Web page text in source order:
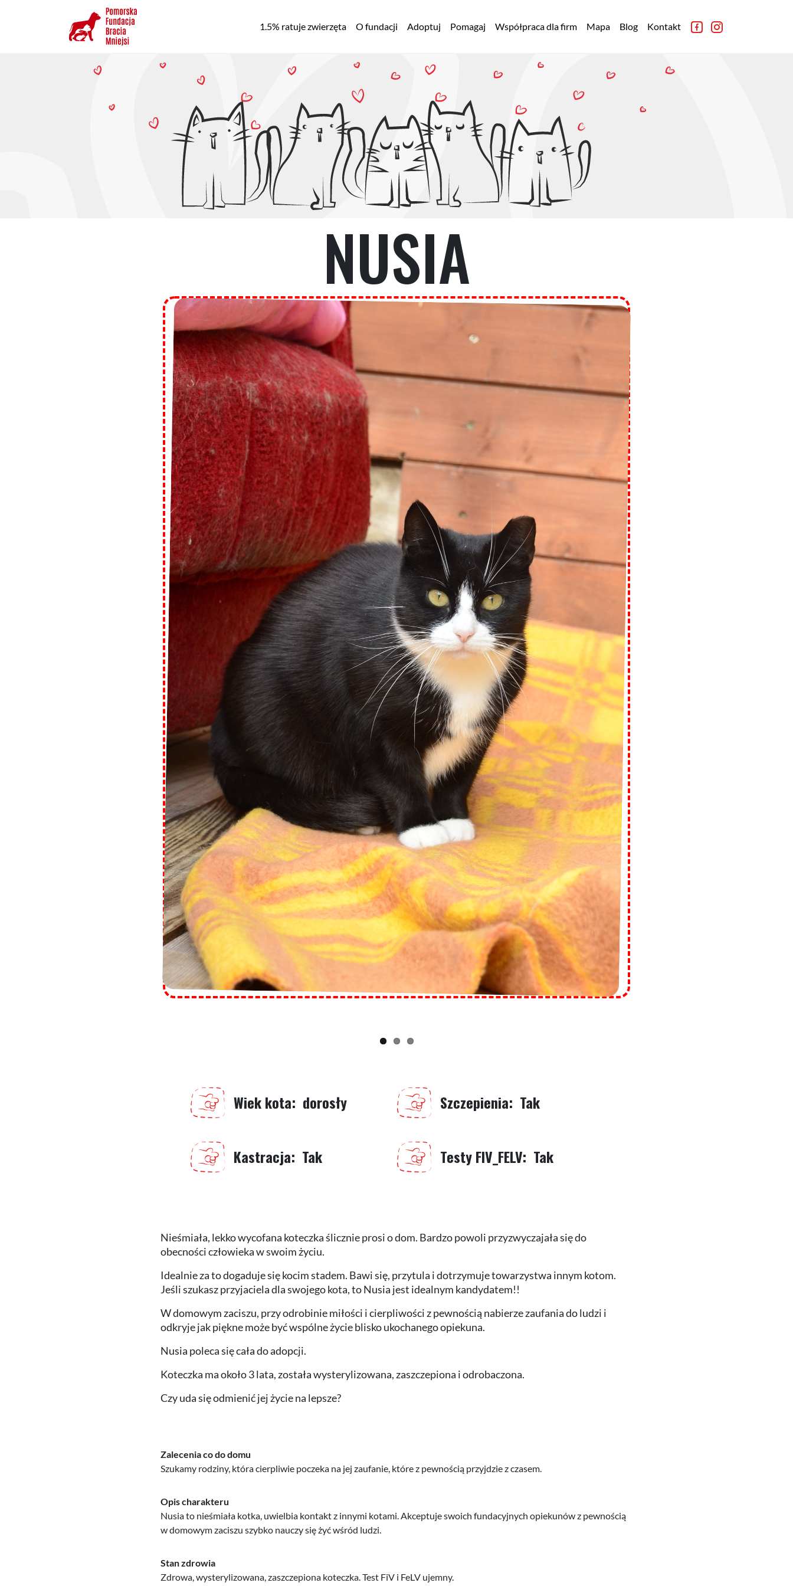
Główna
nawigacja
1.5% ratuje zwierzęta O fundacji Adoptuj Pomagaj Współpraca dla firm Mapa Blog Kontakt
NUSIA
Wiek kota dorosły
Kastracja Tak
Szczepienia Tak
Testy FIV_FELV Tak
Nieśmiała, lekko wycofana koteczka ślicznie prosi o dom. Bardzo powoli przyzwyczajała się do
obecności człowieka w swoim życiu.
Idealnie za to dogaduje się kocim stadem. Bawi się, przytula i dotrzymuje towarzystwa innym kotom.
Jeśli szukasz przyjaciela dla swojego kota, to Nusia jest idealnym kandydatem!!
W domowym zaciszu, przy odrobinie miłości i cierpliwości z pewnością nabierze zaufania do ludzi i
odkryje jak piękne może być wspólne życie blisko ukochanego opiekuna.
Nusia poleca się cała do adopcji.
Koteczka ma około 3 lata, została wysterylizowana, zaszczepiona i odrobaczona.
Czy uda się odmienić jej życie na lepsze?
Zalecenia co do domu
Szukamy rodziny, która cierpliwie poczeka na jej zaufanie, które z pewnością przyjdzie z czasem.
Opis charakteru
Nusia to nieśmiała kotka, uwielbia kontakt z innymi kotami. Akceptuje swoich fundacyjnych opiekunów z pewnością
w domowym zaciszu szybko nauczy się żyć wśród ludzi.
Stan zdrowia
Zdrowa, wysterylizowana, zaszczepiona koteczka. Test FiV i FeLV ujemny.